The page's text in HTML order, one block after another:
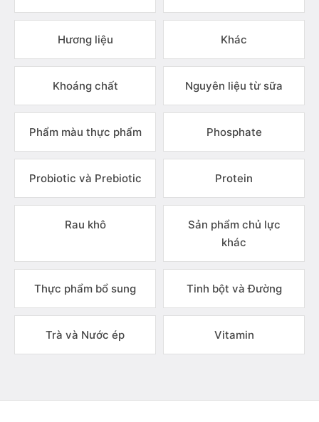
Hương liệu Khác
Khoáng chất Nguyên liệu từ sữa
Phẩm màu thực phẩm Phosphate
Probiotic và Prebiotic Protein
Rau khô
Sản phẩm chủ lực
khác
Thực phẩm bổ sung Tinh bột và Đường
Trà và Nước ép Vitamin